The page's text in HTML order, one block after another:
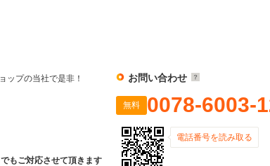
ップの当社で是非！
もご対応させて頂きます
お問い合わせ
無料 0078-6003-
電話番号を読み取る